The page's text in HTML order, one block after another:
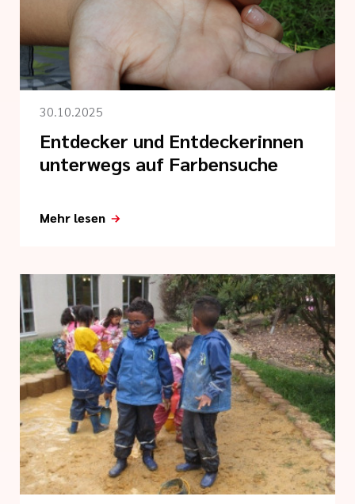
der cts
30.10.2025
Entdecker und Entdeckerinnen
unterwegs auf Farbensuche
Mehr lesen